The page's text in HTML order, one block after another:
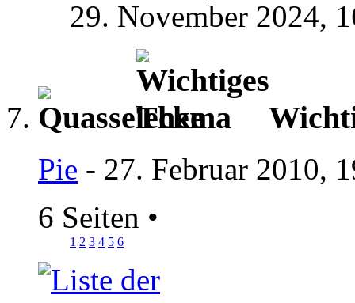
29. November 2024,
Pie - 27. Februar 2010,
6 Seiten •
1 2 3 4 5 6